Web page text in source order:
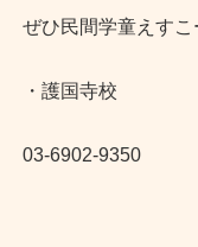
ぜひ民間学童えすこ
・護国寺校
03-6902-9350